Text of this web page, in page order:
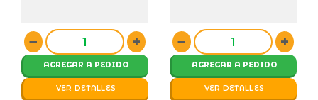
− +
AGREGAR A PEDIDO
VER DETALLES
− +
AGREGAR A PEDIDO
VER DETALLES